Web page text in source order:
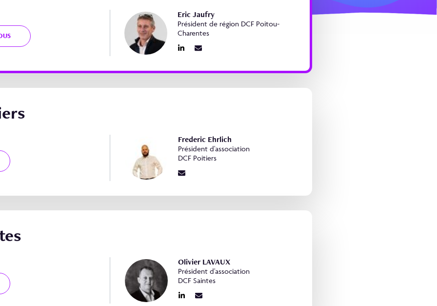
Eric Jaufry
Président de région DCF Poitou-
Charentes
Frederic Ehrlich
Président d'association
DCF Poitiers
Olivier LAVAUX
Président d'association
DCF Saintes